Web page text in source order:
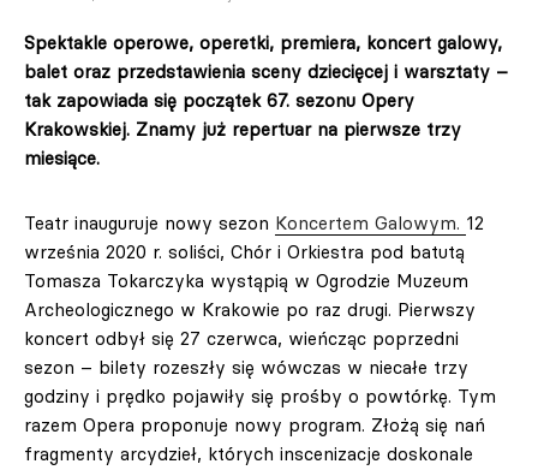
Spektakle operowe, operetki, premiera, koncert galowy,
balet oraz przedstawienia sceny dziecięcej i warsztaty –
tak zapowiada się początek 67. sezonu Opery
Krakowskiej. Znamy już repertuar na pierwsze trzy
miesiące.
Teatr inauguruje nowy sezon Koncertem Galowym. 12
września 2020 r. soliści, Chór i Orkiestra pod batutą
Tomasza Tokarczyka wystąpią w Ogrodzie Muzeum
Archeologicznego w Krakowie po raz drugi. Pierwszy
koncert odbył się 27 czerwca, wieńcząc poprzedni
sezon – bilety rozeszły się wówczas w niecałe trzy
godziny i prędko pojawiły się prośby o powtórkę. Tym
razem Opera proponuje nowy program. Złożą się nań
fragmenty arcydzieł, których inscenizacje doskonale